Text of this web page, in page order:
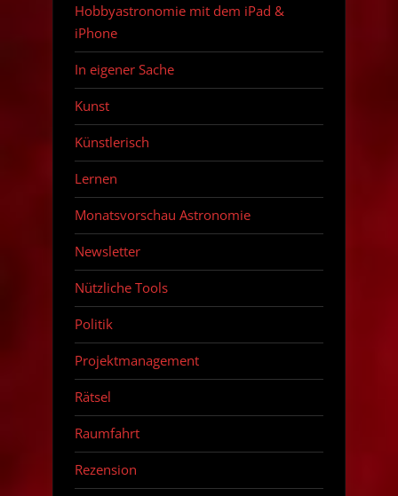
Hobbyastronomie mit dem iPad &
iPhone
In eigener Sache
Kunst
Künstlerisch
Lernen
Monatsvorschau Astronomie
Newsletter
Nützliche Tools
Politik
Projektmanagement
Rätsel
Raumfahrt
Rezension